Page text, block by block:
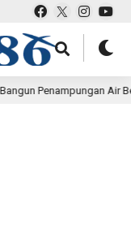
Air Bersama